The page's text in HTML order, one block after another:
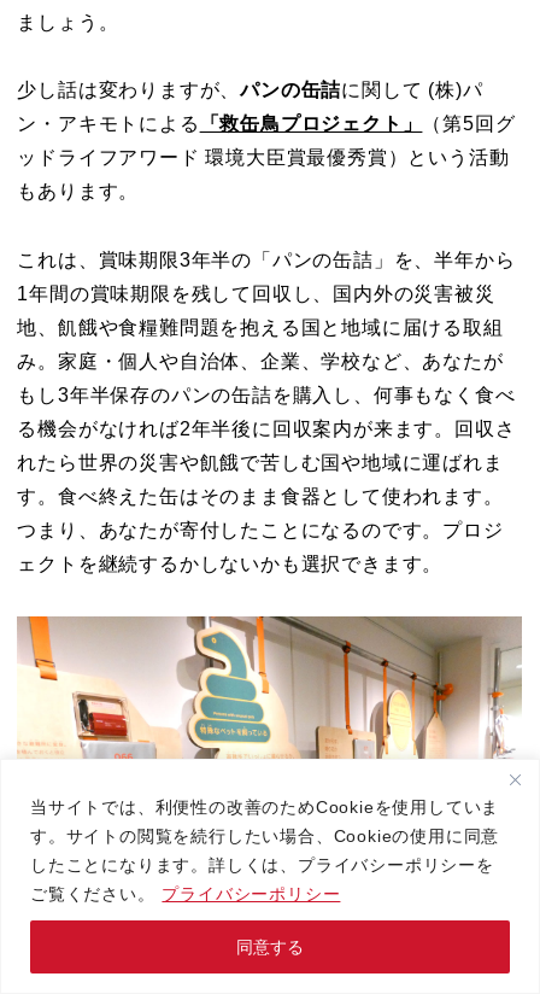
当サイトでは、利便性の改善のためCookieを使用していま
す。サイトの閲覧を続行したい場合、Cookieの使用に同意
したことになります。詳しくは、プライバシーポリシーを
ご覧ください。
プライバシーポリシー
同意する
ましょう。
少し話は変わりますが、パンの缶詰に関して (株)パ
ン・アキモトによる
「救缶鳥プロジェクト」
（第5回グ
ッドライフアワード 環境大臣賞最優秀賞）という活動
もあります。
これは、賞味期限3年半の「パンの缶詰」を、半年から
1年間の賞味期限を残して回収し、国内外の災害被災
地、飢餓や食糧難問題を抱える国と地域に届ける取組
み。家庭・個人や自治体、企業、学校など、あなたが
もし3年半保存のパンの缶詰を購入し、何事もなく食べ
る機会がなければ2年半後に回収案内が来ます。回収さ
れたら世界の災害や飢餓で苦しむ国や地域に運ばれま
す。食べ終えた缶はそのまま食器として使われます。
つまり、あなたが寄付したことになるのです。プロジ
ェクトを継続するかしないかも選択できます。